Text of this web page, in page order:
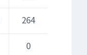
264
0